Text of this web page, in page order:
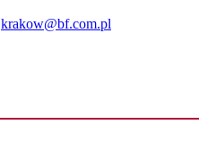
krakow@bf.com.pl